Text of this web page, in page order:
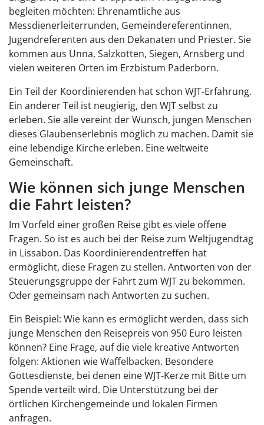
begleiten möchten: Ehrenamtliche aus
Messdienerleiterrunden, Gemeindereferentinnen,
Jugendreferenten aus den Dekanaten und Priester. Sie
kommen aus Unna, Salzkotten, Siegen, Arnsberg und
vielen weiteren Orten im Erzbistum Paderborn.
Ein Teil der Koordinierenden hat schon WJT-Erfahrung.
Ein anderer Teil ist neugierig, den WJT selbst zu
erleben. Sie alle vereint der Wunsch, jungen Menschen
dieses Glaubenserlebnis möglich zu machen. Damit sie
eine lebendige Kirche erleben. Eine weltweite
Gemeinschaft.
Wie können sich junge Menschen
die Fahrt leisten?
Im Vorfeld einer großen Reise gibt es viele offene
Fragen. So ist es auch bei der Reise zum Weltjugendtag
in Lissabon. Das Koordinierendentreffen hat
ermöglicht, diese Fragen zu stellen. Antworten von der
Steuerungsgruppe der Fahrt zum WJT zu bekommen.
Oder gemeinsam nach Antworten zu suchen.
Ein Beispiel: Wie kann es ermöglicht werden, dass sich
junge Menschen den Reisepreis von 950 Euro leisten
können? Eine Frage, auf die viele kreative Antworten
folgen: Aktionen wie Waffelbacken. Besondere
Gottesdienste, bei denen eine WJT-Kerze mit Bitte um
Spende verteilt wird. Die Unterstützung bei der
örtlichen Kirchengemeinde und lokalen Firmen
anfragen.